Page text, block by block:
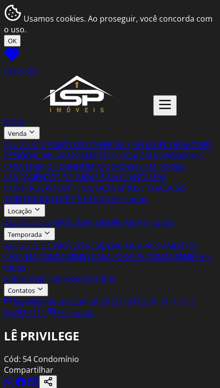
Usamos cookies. Ao proseguir, você concorda com
o uso.
OK
Favoritos
Início
Venda
ALUGUEL DE IMÓVEIS COMERCIAIS ALUGUEL DE IMÓVEIS
RESIDENCIAIS APARTAMENTOS CASA EM CONDOMÍNIO
CASA FORA DE CONDOMINIO IMÓVEIS EM TORRES
LANÇAMENTOS DE IMÓVEIS NA PLANTA/ EM
CONSTRUÇÃO LOFT POUSADASÍTIOS / CHÁCARAS
TERRENOS E LOTES À VENDAVer todos
Locação
ALUGUEL DE IMÓVEIS RESIDENCIAIS Ver todos
Temporada
ALUGUEL DE IMÓVEIS RESIDENCIAIS APARTAMENTOS
CASA EM CONDOMÍNIO CASA FORA DE CONDOMINIOVer
todos
Sobre Blog Empreendimentos
Contatos
lsp@lspimoveis.com.br (51) 99792.4111
(51)
99792.4111
Ver todos
LÊ PRIVILEGE
Cód: 54 Condomínio
Compartilhar